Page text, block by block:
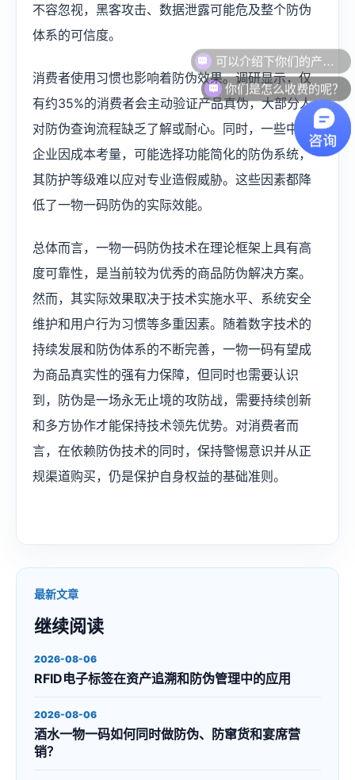
不容忽视，黑客攻击、数据泄露可能危及整个防伪
体系的可信度。
消费者使用习惯也影响着防伪效果。调研显示，仅
有约35%的消费者会主动验证产品真伪，大部分人
对防伪查询流程缺乏了解或耐心。同时，一些中小
企业因成本考量，可能选择功能简化的防伪系统，
其防护等级难以应对专业造假威胁。这些因素都降
低了一物一码防伪的实际效能。
总体而言，一物一码防伪技术在理论框架上具有高
度可靠性，是当前较为优秀的商品防伪解决方案。
然而，其实际效果取决于技术实施水平、系统安全
维护和用户行为习惯等多重因素。随着数字技术的
持续发展和防伪体系的不断完善，一物一码有望成
为商品真实性的强有力保障，但同时也需要认识
到，防伪是一场永无止境的攻防战，需要持续创新
和多方协作才能保持技术领先优势。对消费者而
言，在依赖防伪技术的同时，保持警惕意识并从正
规渠道购买，仍是保护自身权益的基础准则。‌
最新文章
继续阅读
2026-08-06
RFID电子标签在资产追溯和防伪管理中的应用
2026-08-06
酒水一物一码如何同时做防伪、防窜货和宴席营
销？
可以介绍下你们的产品么？
你们是怎么收费的呢？